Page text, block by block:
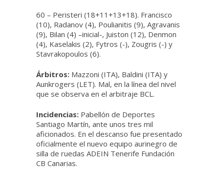
60 – Peristeri (18+11+13+18). Francisco
(10), Radanov (4), Poulianitis (9), Agravanis
(9), Bilan (4) –inicial-, Juiston (12), Denmon
(4), Kaselakis (2), Fytros (-), Zougris (-) y
Stavrakopoulos (6).
Árbitros: Mazzoni (ITA), Baldini (ITA) y
Aunkrogers (LET). Mal, en la línea del nivel
que se observa en el arbitraje BCL.
Incidencias: Pabellón de Deportes
Santiago Martín, ante unos tres mil
aficionados. En el descanso fue presentado
oficialmente el nuevo equipo aurinegro de
silla de ruedas ADEIN Tenerife Fundación
CB Canarias.